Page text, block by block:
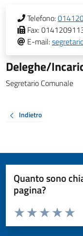
Telefono:
Fax:
E-mail:
Deleghe/
Segretario Comunale
Indietro
Quanto sono
pagina?
Valuta da 1 a 5 stelle la
Valuta 4
Valuta 3
Valuta 2 stelle
Valuta 1 stelle su 5